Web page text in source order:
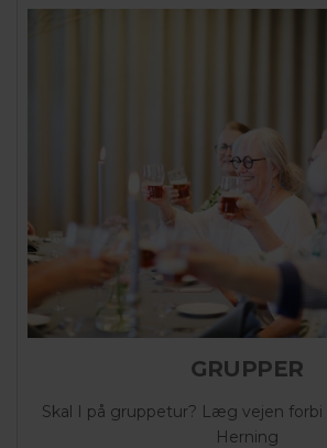
GRUPPER
Skal I på gruppetur? Læg vejen
Herning